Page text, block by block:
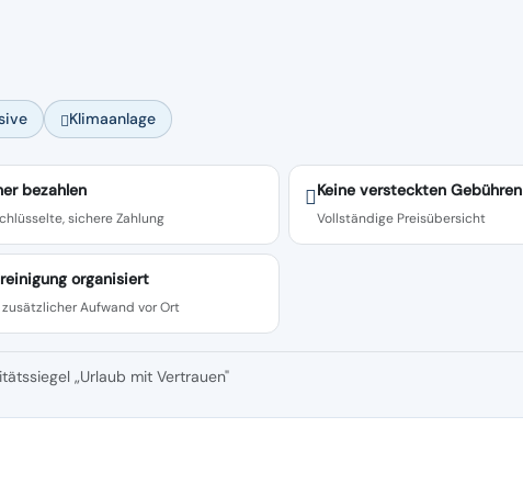
Klimaanlage
bezahlen
sichere Zahlung
Keine versteckten Gebühren
Vollständige Preisübersicht
organisiert
zusätzlicher Aufwand vor Ort
„Urlaub mit Vertrauen"